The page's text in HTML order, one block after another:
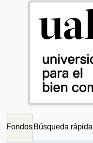
Fondos Búsqueda rápida